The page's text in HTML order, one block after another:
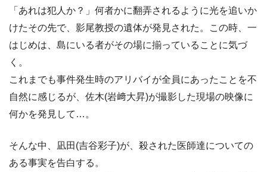
「あれは犯人か？」何者かに翻弄されるように光を追いか
けたその先で、影尾教授の遺体が発見された。この時、一
はじめは、島にいる者がその場に揃っていることに気づ
く。
これまでも事件発生時のアリバイが全員にあったことを不
自然に感じるが、佐木(岩﨑大昇)が撮影した現場の映像に
何かを発見して…。
そんな中、凪田(吉谷彩子)が、殺された医師達についての
ある事実を告白する。